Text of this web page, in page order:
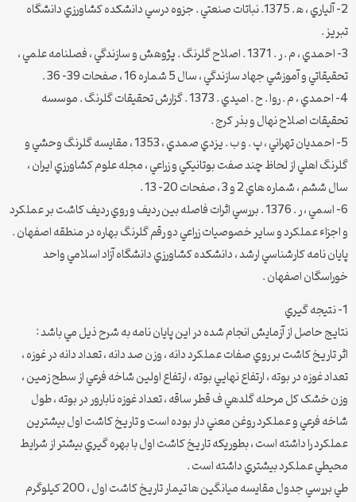
2- آلياري ، ﻫ . 1375. نباتات صنعتي . جزوه درسي دانشکده کشاورزي دانشگاه
تبريز .
3- احمدي ، م . ر . 1371 . اصلاح گلرنگ . پژوهش و سازندگي ، فصلنامه علمي ،
تحقيقاتي و آموزشي جهاد سازندگي ، سال 5 شماره 16 ، صفحات 39- 36 .
4- احمدي ، م . روا . ح . اميدي . 1373 . گزارش تحقيقات گلرنگ . موسسه
تحقيقات اصلاح نهال و بذر کرج .
5- احمديان تهراني ، پ . و ب . يزدي صمدي ، 1353 ، مقايسه گلرنگ وحشي و
گلرنگ اهلي از لحاظ چند صفت بوتانيکي و زراعي ، مجله علوم کشاورزي ايران ،
سال ششم ، شماره هاي 2 و 3 ، صفحات 20- 13 .
6- اسمي ، ر . 1376 . بررسي اثرات فاصله بين رديف و روي رديف کاشت بر عملکرد
و اجزاء عملکرد و ساير خصوصيات زراعي دو رقم گلرنگ بهاره در منطقه اصفهان .
پايان نامه کارشناسي ارشد ، دانشکده کشاورزي دانشگاه آزاد اسلامي واحد
خوراسگان اصفهان .
1- نتيجه گيري
نتايج حاصل از آزمايش انجام شده در اين پايان نامه به شرح ذيل مي باشد :
اثر تاريخ کاشت بر روي صفات عملکرد دانه ، وزن صد دانه ، تعداد دانه در غوزه ،
تعداد غوزه در بوته ، ارتفاع نهايي بوته ، ارتفاع اولين شاخه فرعي از سطح زمين ،
وزن خشک کل مرحله گلدهي ف قطر ساقه ، تعداد غوزه نابارور در بوته ، طول
شاخه فرعي و عملکرد روغن معني دار بوده است و تاريخ کاشت اول بيشترين
عملکرد را داشته است ، بطوريکه تاريخ کاشت اول با بهره گيري بيشتر از شرايط
محيطي عملکرد بيشتري داشته است .
طي بررسي جدول مقايسه ميانگين ها تيمار تاريخ کاشت اول ، 200 کيلوگرم